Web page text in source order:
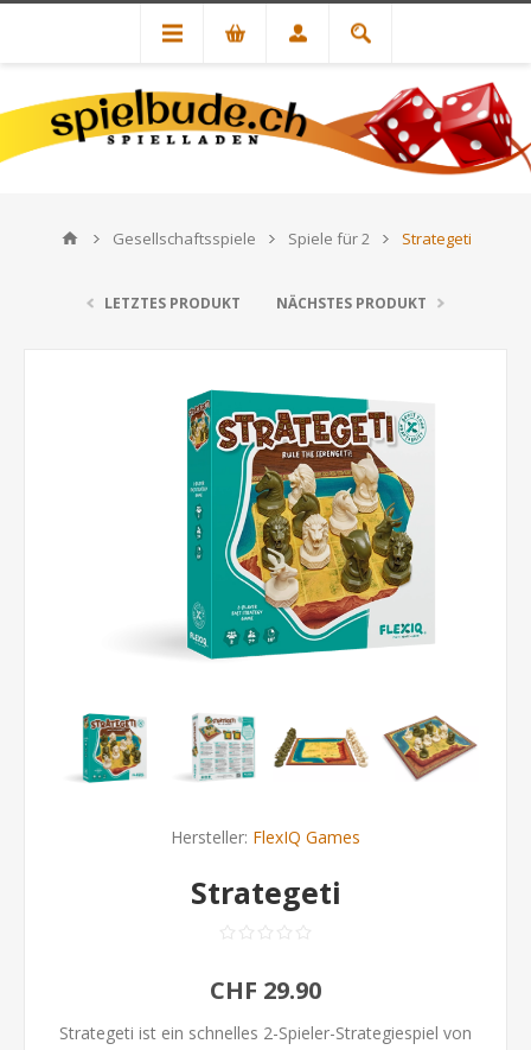
Gesellschaftsspiele Spiele für 2 Strategeti
LETZTES PRODUKT NÄCHSTES PRODUKT
Hersteller: FlexIQ Games
Strategeti
CHF 29.90
Strategeti ist ein schnelles 2-Spieler-Strategiespiel von